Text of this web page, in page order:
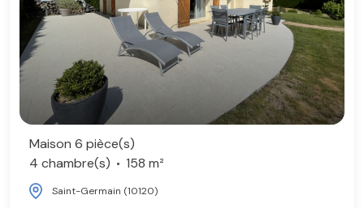
Maison 6 pièce(s)
4 chambre(s)
158 m²
Saint-Germain (10120)